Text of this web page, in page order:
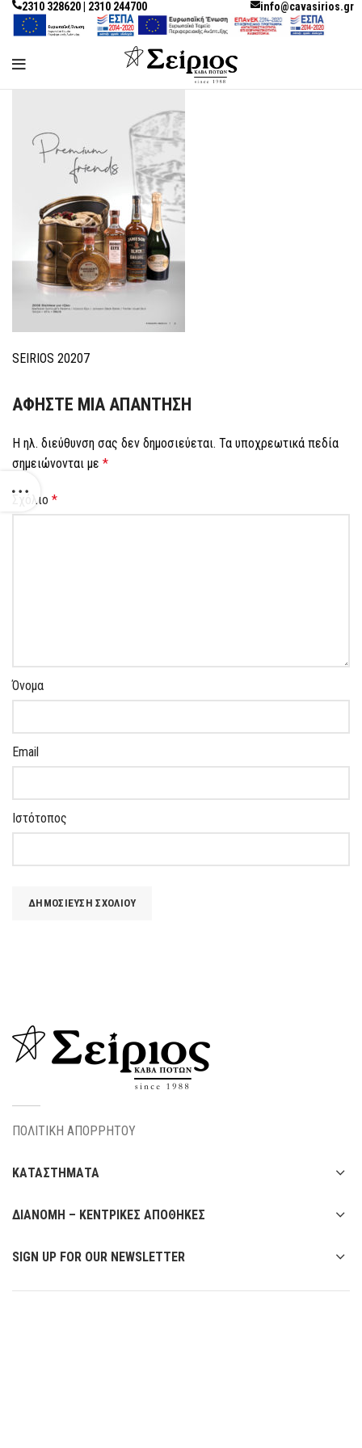
2310 328620 | 2310 244700 info@cavasirios.gr
SEIRIOS 20207
ΑΦΉΣΤΕ ΜΙΑ ΑΠΆΝΤΗΣΗ
Η ηλ. διεύθυνση σας δεν δημοσιεύεται. Τα υποχρεωτικά πεδία
σημειώνονται με *
Σχόλιο *
Όνομα
Email
Ιστότοπος
ΠΟΛΙΤΙΚΗ ΑΠΟΡΡΗΤΟΥ
ΚΑΤΑΣΤΗΜΑΤΑ
ΔΙΑΝΟΜΗ – ΚΕΝΤΡΙΚΕΣ ΑΠΟΘΗΚΕΣ
SIGN UP FOR OUR NEWSLETTER